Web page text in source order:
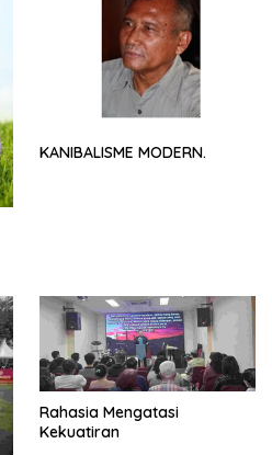
KANIBALISME MODERN.
Rahasia Mengatasi
Kekuatiran